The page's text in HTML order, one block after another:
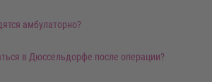
амбулаторно?
в Дюссельдорфе после операции?